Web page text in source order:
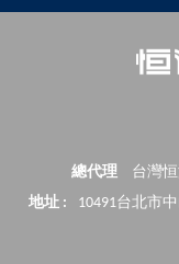
總代理
台灣
地址 :
10491台北市